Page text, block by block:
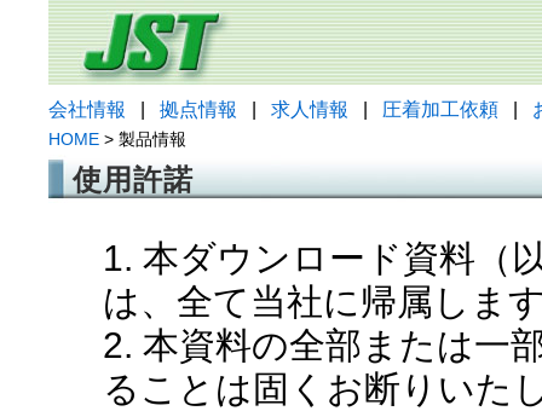
会社情報 拠点情報 求人情報 圧着加工依頼
HOME > 製品情報
使用許諾
1. 本ダウンロード資料（
は、全て当社に帰属しま
2. 本資料の全部または一
ることは固くお断りいた